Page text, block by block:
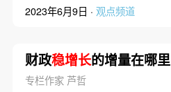
2023年6月9日 · 观点频道
财政稳增长的增量在哪里
专栏作家 芦哲